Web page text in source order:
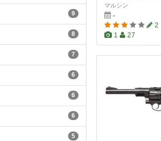
マルシン
-
2
1
27
9
8
7
6
6
6
5